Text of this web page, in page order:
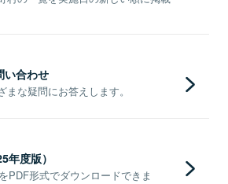
い合わせ
な疑問にお答えします。
年度版）
PDF形式でダウンロードできま